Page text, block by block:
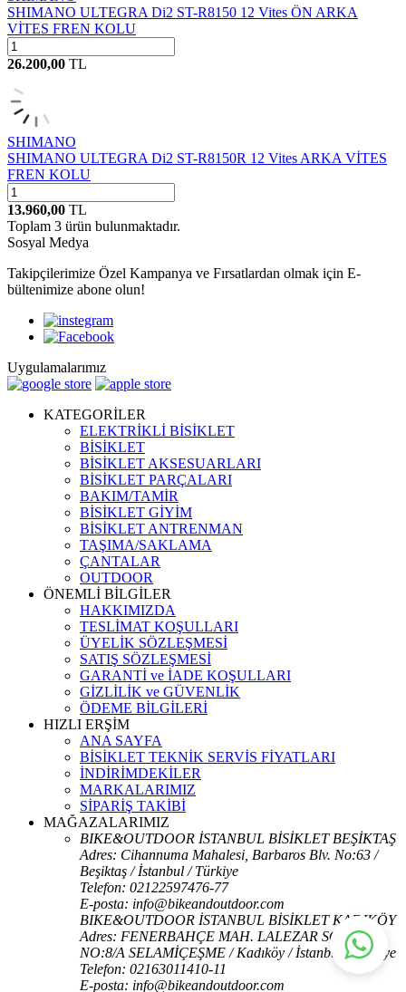
SHIMANO ULTEGRA Di2 ST-R8150 12 Vites ÖN ARKA
VİTES FREN KOLU
26.200,00 TL
SHIMANO
SHIMANO ULTEGRA Di2 ST-R8150R 12 Vites ARKA VİTES
FREN KOLU
13.960,00 TL
Toplam 3 ürün bulunmaktadır.
Sosyal Medya
Takipçilerimize Özel Kampanya ve Fırsatlardan olmak için E-
bültenimize abone olun!
Uygulamalarımız
KATEGORİLER
ELEKTRİKLİ BİSİKLET
BİSİKLET
BİSİKLET AKSESUARLARI
BİSİKLET PARÇALARI
BAKIM/TAMİR
BİSİKLET GİYİM
BİSİKLET ANTRENMAN
TAŞIMA/SAKLAMA
ÇANTALAR
OUTDOOR
ÖNEMLİ BİLGİLER
HAKKIMIZDA
TESLİMAT KOŞULLARI
ÜYELİK SÖZLEŞMESİ
SATIŞ SÖZLEŞMESİ
GARANTİ ve İADE KOŞULLARI
GİZLİLİK ve GÜVENLİK
ÖDEME BİLGİLERİ
HIZLI ERŞİM
ANA SAYFA
BİSİKLET TEKNİK SERVİS FİYATLARI
İNDİRİMDEKİLER
MARKALARIMIZ
SİPARİŞ TAKİBİ
MAĞAZALARIMIZ
BIKE&OUTDOOR İSTANBUL BİSİKLET BEŞİKTAŞ
Adres: Cihannuma Mahalesi, Barbaros Blv. No:63 /
Beşiktaş / İstanbul / Türkiye
Telefon: 02122597476-77
E-posta: info@bikeandoutdoor.com
BIKE&OUTDOOR İSTANBUL BİSİKLET KADIKÖY
Adres: FENERBAHÇE MAH. LALEZAR SOK.
NO:8/A SELAMİÇEŞME / Kadıköy / İstanbul / Türkiye
Telefon: 02163011410-11
E-posta: info@bikeandoutdoor.com